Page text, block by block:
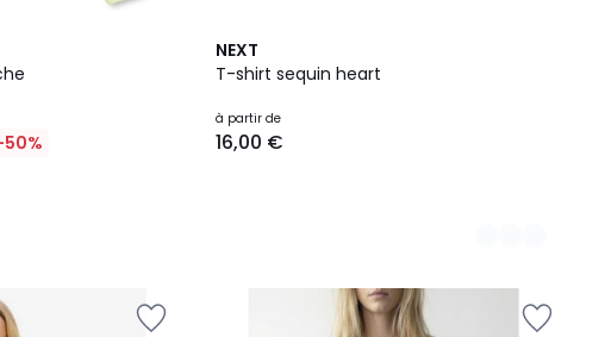
NEXT
T-shirt sequin heart
à partir de
16,00 €
9
Couleurs